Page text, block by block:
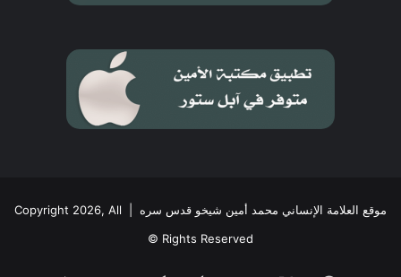
موقع العلامة الإنساني محمد أمين شيخو قدس سره
| Copyright 2026, All
Rights Reserved ©